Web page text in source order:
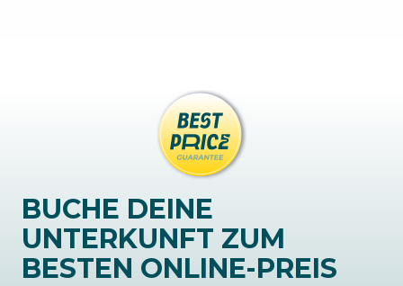
BUCHE DEINE
UNTERKUNFT ZUM
BESTEN ONLINE-PREIS